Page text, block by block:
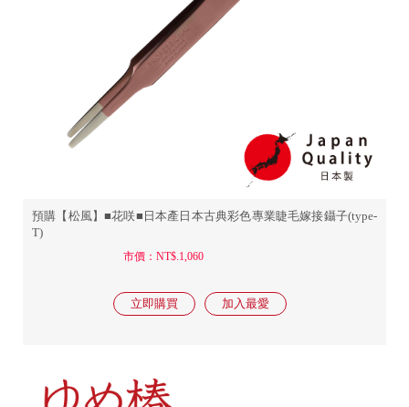
預購【松風】■花咲■日本產日本古典彩色專業睫毛嫁接鑷子(type-
T)
市價：NT$.1,060